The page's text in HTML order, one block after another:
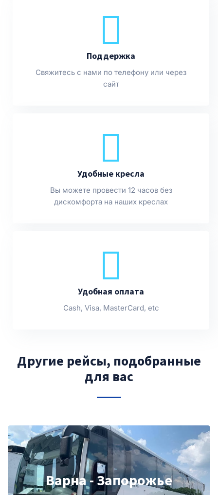
Поддержка
Свяжитесь с нами по телефону или через
сайт
Удобные кресла
Вы можете провести 12 часов без
дискомфорта на наших креслах
Удобная оплата
Cash, Visa, MasterCard, etc
Другие рейсы, подобранные
для вас
Варна - Запорожье